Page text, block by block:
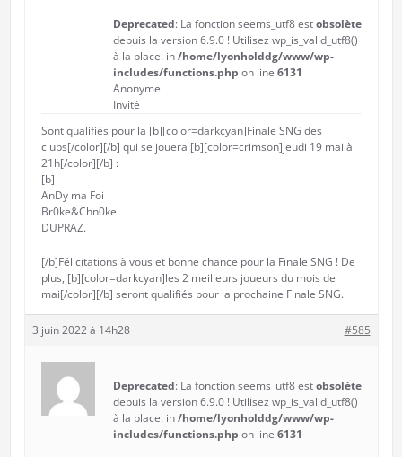
Deprecated: La fonction seems_utf8 estobsolète
depuis la version 6.9.0 ! Utilisez wp_is_valid_utf8()
à la place. in/home/lyonholddg/www/wp-
includes/functions.php on line 6131
Anonyme
Invité
Sont qualifiés pour la [b][color=darkcyan]Finale SNG des
clubs[/color][/b] qui se jouera [b][color=crimson]jeudi 19 mai à
21h[/color][/b] :
[b]
AnDy ma Foi
Br0ke&Chn0ke
DUPRAZ.
[/b]Félicitations à vous et bonne chance pour la Finale SNG ! De
plus, [b][color=darkcyan]les 2 meilleurs joueurs du mois de
mai[/color][/b] seront qualifiés pour la prochaine Finale SNG.
3 juin 2022 à 14h28 #585
Deprecated: La fonction seems_utf8 estobsolète
depuis la version 6.9.0 ! Utilisez wp_is_valid_utf8()
à la place. in/home/lyonholddg/www/wp-
includes/functions.php on line 6131